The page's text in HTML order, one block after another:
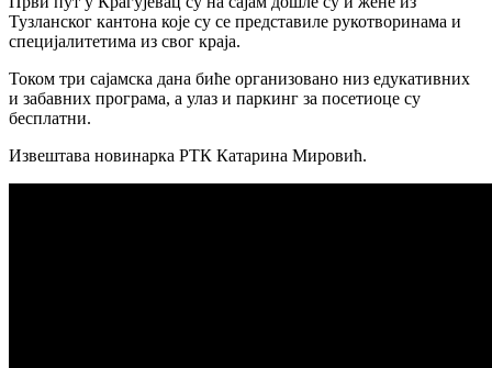
Тузланског кантона које су се представиле рукотворинама и
специјалитетима из свог краја.
Током три сајамска дана биће организовано низ едукативних
и забавних програма, а улаз и паркинг за посетиоце су
бесплатни.
Извештава новинарка РТК Катарина Мировић.